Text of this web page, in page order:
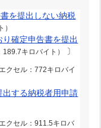
を提出しない納税
）
確定申告書を提出
189.7キロバイト）
〕
エクセル：772キロバイ
出する納税者用申請
エクセル：911.5キロバ